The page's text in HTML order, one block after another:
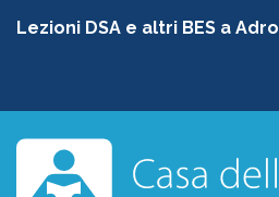
Lezioni DSA e altri BES a Adro